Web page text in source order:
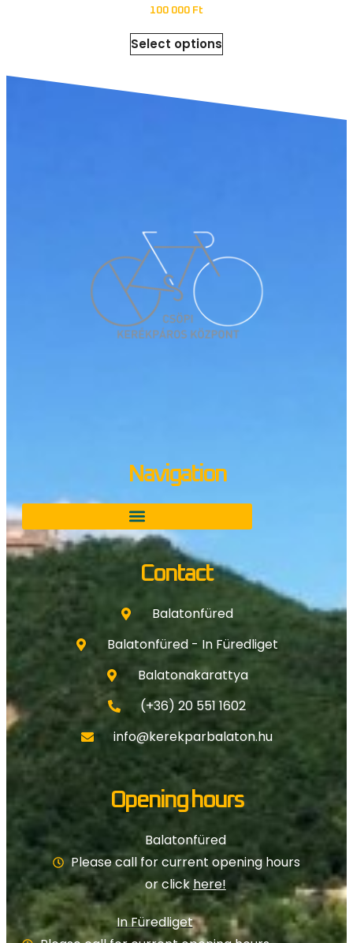
100 000 Ft
Select options
Navigation
Contact
Balatonfüred
Balatonfüred - In Füredliget
Balatonakarattya
(+36) 20 551 1602
info@kerekparbalaton.hu
Opening hours
Balatonfüred
Please call for current opening hours
or click here!
In Füredliget